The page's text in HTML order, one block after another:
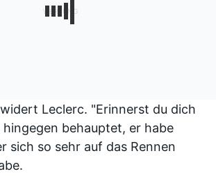
Leclerc. "Erinnerst du dich
hingegen behauptet, er habe
sich so sehr auf das Rennen